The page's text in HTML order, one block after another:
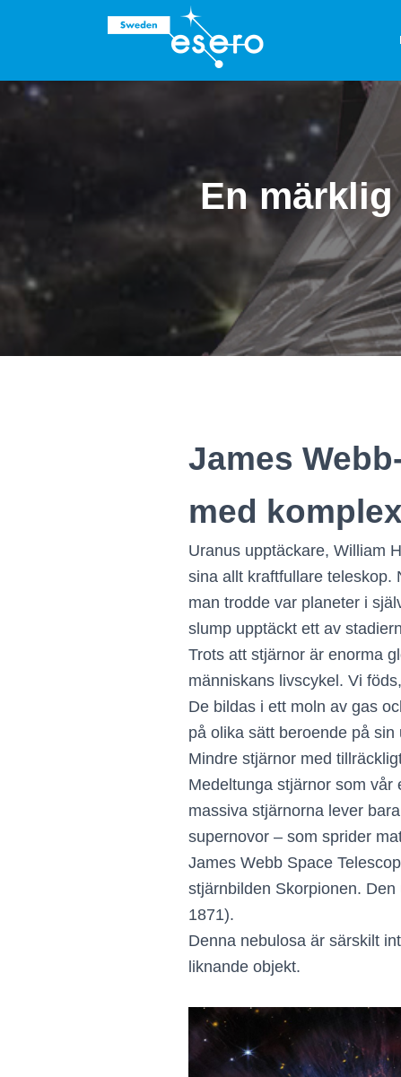
En
James
med
Uranus upptäckare, William
sina allt kraftfullare teleskop.
man trodde var planeter i
slump upptäckt ett av
Trots att stjärnor är enorma
människans livscykel. Vi
De bildas i ett moln av gas
på olika sätt beroende på
Mindre stjärnor med
Medeltunga stjärnor som
massiva stjärnorna lever
supernovor – som sprider
James Webb Space
stjärnbilden Skorpionen.
1871).
Denna nebulosa är särskilt
liknande objekt.